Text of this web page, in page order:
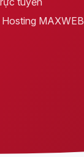
MAXWEB